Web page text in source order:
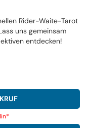
Rider-Waite-Tarot
uns gemeinsam
entdecken!
*